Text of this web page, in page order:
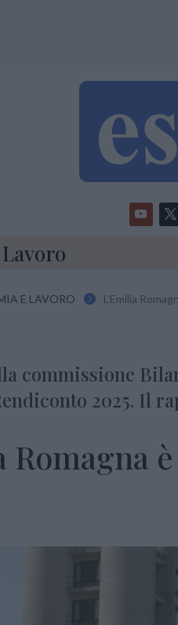
E LAVORO  L’Emilia
commissione
2025. Il
Romagna